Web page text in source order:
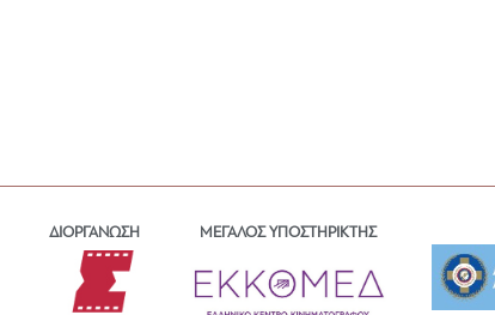
ΔΙΟΡΓΑΝΩΣΗ ΜΕΓΑΛΟΣ ΥΠΟΣΤΗΡΙΚΤΗΣ